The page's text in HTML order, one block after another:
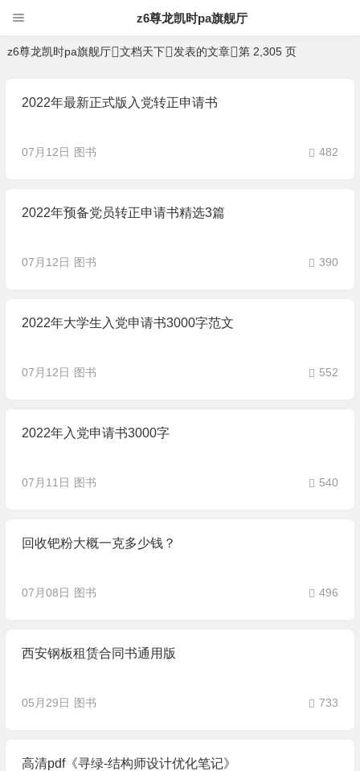
z6尊龙凯时pa旗舰厅
z6尊龙凯时pa旗舰厅 文档天下 发表的文章 第 2,305 页
文档天下 发表的所有文章 | 文档天下-Z6
2022年最新正式版入党转正申请书
07月12日 图书 482
2022年预备党员转正申请书精选3篇
07月12日 图书 390
2022年大学生入党申请书3000字范文
07月12日 图书 552
2022年入党申请书3000字
07月11日 图书 540
回收钯粉大概一克多少钱？
07月08日 图书 496
西安钢板租赁合同书通用版
05月29日 图书 733
高清pdf《寻绿-结构师设计优化笔记》